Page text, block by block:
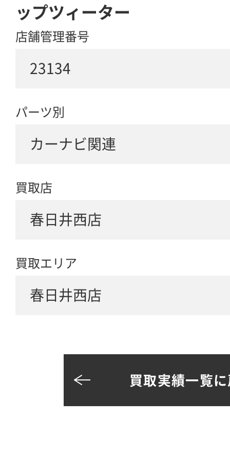
ップツィーター
店舗管理番号
23134
パーツ別
カーナビ関連
買取店
春日井西店
買取エリア
春日井西店
買取実績一覧